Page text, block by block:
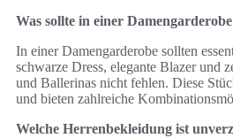
Was sollte in einer
In einer Damengarderobe sollten
schwarze Dress, elegante Blazer und
und Ballerinas nicht fehlen. Diese
und bieten zahlreiche
Welche Herrenbekleidung ist